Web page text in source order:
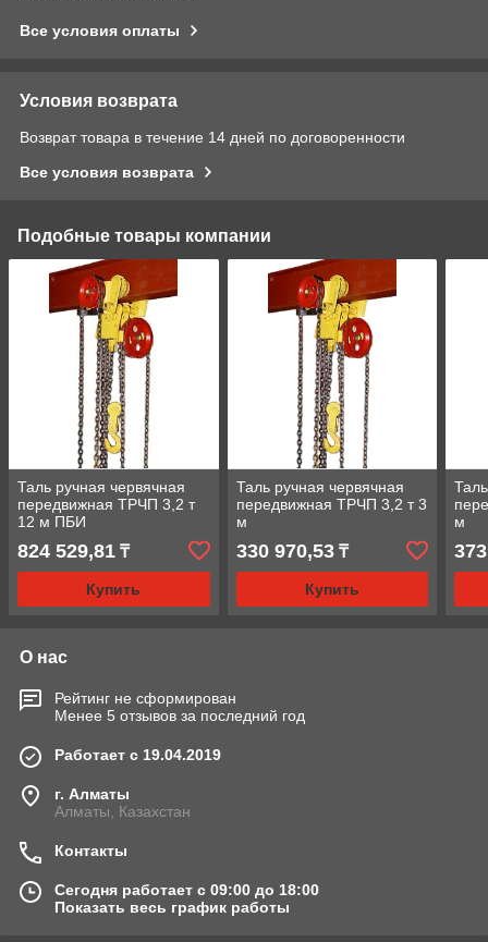
Все условия оплаты
Условия возврата
Возврат товара в течение 14 дней по договоренности
Все условия возврата
Подобные товары компании
Таль ручная червячная
передвижная ТРЧП 3,2 т
12 м ПБИ
824 529,81 ₸
Купить
Таль ручная червячная
передвижная ТРЧП 3,2 т 3
м
330 970,53₸
Купить
м
О нас
Рейтинг не сформирован
Менее 5 отзывов за последний год
Работает с 19.04.2019
г. Алматы
Алматы, Казахстан
Контакты
Сегодня работает с 09:00 до 18:00
Показать весь график работы